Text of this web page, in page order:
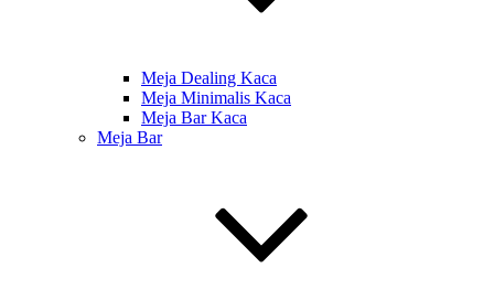
Meja Dealing Kaca
Meja Minimalis Kaca
Meja Bar Kaca
Meja Bar